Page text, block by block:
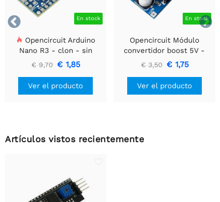

 En stock
Opencircuit Arduino
Nano R3 - clon - sin
encabezados
€ 9,70 € 1,85
Ver el producto
En stock
Opencircuit Módulo
convertidor boost 5V -
35V XL6009
€ 3,50 € 1,75
Ver el producto
Artículos vistos recientemente